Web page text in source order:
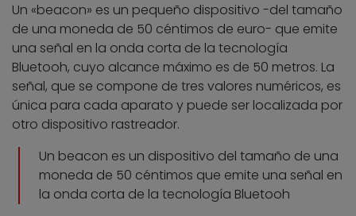
Un «beacon» es un pequeño dispositivo -del tamaño
de una moneda de 50 céntimos de euro- que emite
una señal en la onda corta de la tecnología
Bluetooh, cuyo alcance máximo es de 50 metros. La
señal, que se compone de tres valores numéricos, es
única para cada aparato y puede ser localizada por
otro dispositivo rastreador.
Un beacon es un dispositivo del tamaño de una
moneda de 50 céntimos que emite una señal en
la onda corta de la tecnología Bluetooh